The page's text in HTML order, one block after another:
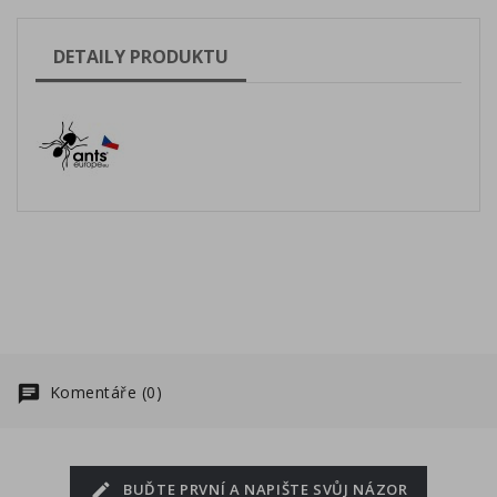
DETAILY PRODUKTU
Komentáře (0)
BUĎTE PRVNÍ A NAPIŠTE SVŮJ NÁZOR